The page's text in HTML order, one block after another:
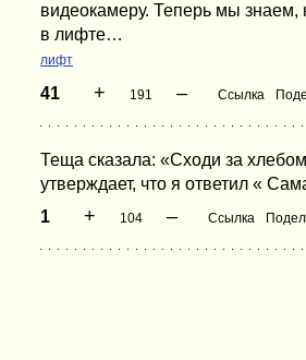
видеокамеру. Теперь мы знаем,
в лифте…
лифт
41 + 191 – Ссылка
Теща сказала: «Сходи за
утверждает, что я ответил «
1
+ 104 – Ссылка